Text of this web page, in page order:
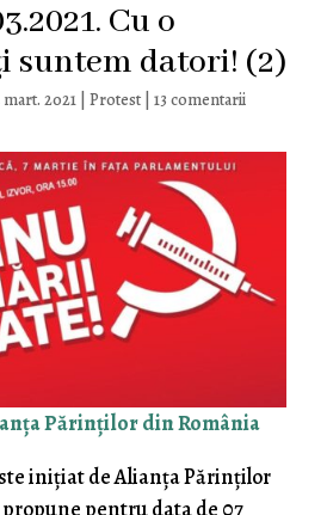
Cu o
suntem datori! (2)
mart. 2021| Protest| 13 comentarii
Părinţilor din România
iniţiat de Alianţa Părinţilor
pentru data de 07